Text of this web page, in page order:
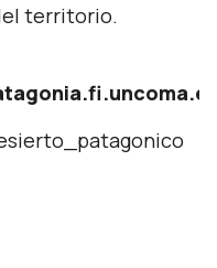
territorio.